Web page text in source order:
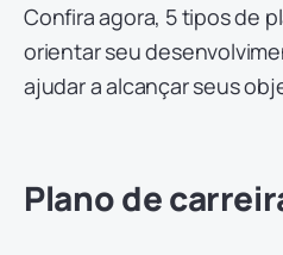
Confira agora, 5 tipos de
orientar seu
ajudar a alcançar seus
Plano de